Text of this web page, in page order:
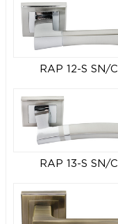
RAP 12-S SN/
RAP 13-S SN/